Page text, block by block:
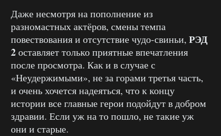
Даже несмотря на пополнение из
разномастных актёров, смены темпа
повествования и отсутствие чудо-свиньи, РЭД
2оставляет только приятные впечатления
после просмотра. Как и в случае с
«Неудержимыми», не за горами третья часть,
и очень хочется надеяться, что к концу
истории все главные герои подойдут в добром
здравии. Если уж на то пошло, не такие уж
они и старые.